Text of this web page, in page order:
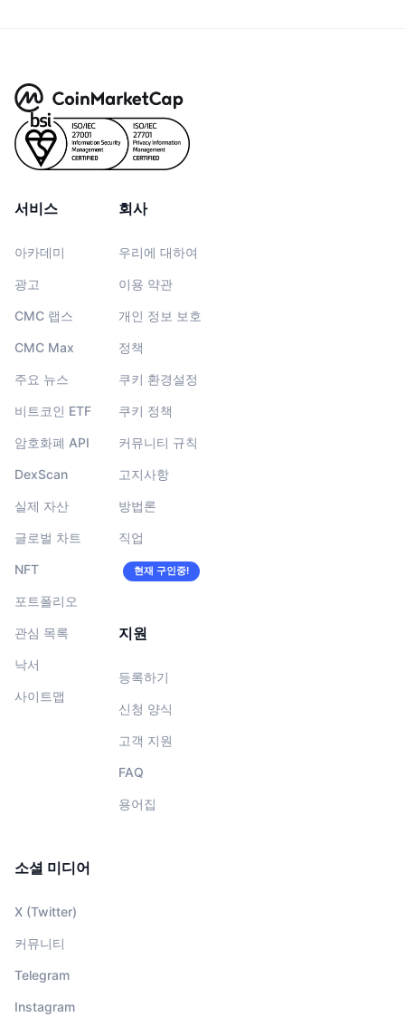
서비스
아카데미
광고
CMC 랩스
CMC Max
주요 뉴스
비트코인 ETF
암호화폐 API
DexScan
실제 자산
글로벌 차트
NFT
포트폴리오
관심 목록
낙서
사이트맵
회사
우리에 대하여
이용 약관
개인 정보 보호
정책
쿠키 환경설정
쿠키 정책
커뮤니티 규칙
고지사항
방법론
직업
현재 구인중!
지원
등록하기
신청 양식
고객 지원
FAQ
용어집
소셜 미디어
X (Twitter)
커뮤니티
Telegram
Instagram